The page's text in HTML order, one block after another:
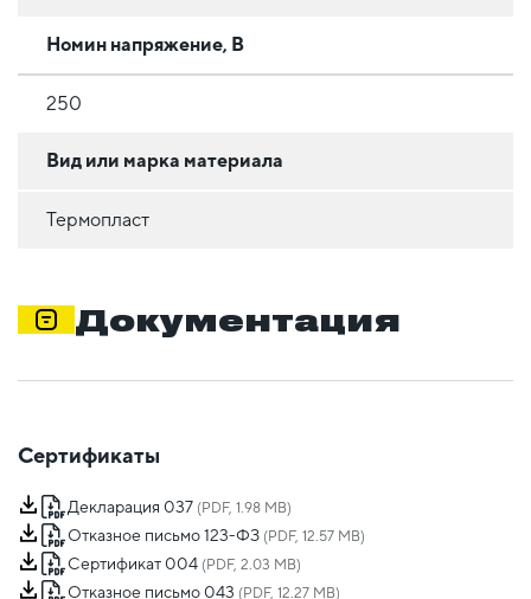
Номин напряжение, В
250
Вид или марка материала
Термопласт
Документация
Сертификаты
Декларация 037 (PDF, 1.98 MB)
Отказное письмо 123-ФЗ (PDF, 12.57 MB)
Сертификат 004 (PDF, 2.03 MB)
Отказное письмо 043 (PDF, 12.27 MB)